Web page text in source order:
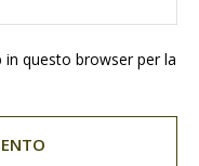
questo browser per la